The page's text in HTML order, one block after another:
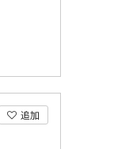
追加